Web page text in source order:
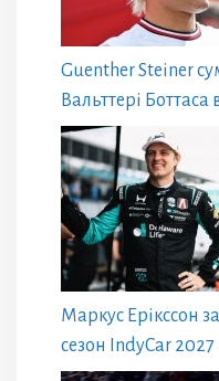
Guenther Steiner
Вальттері
Маркус Ерікссон
сезон IndyCar 2027